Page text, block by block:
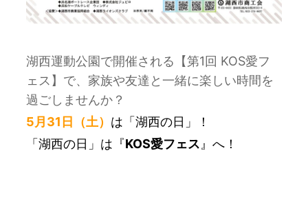
湖西運動公園で開催される【第1回 KOS愛フ
ェス】で、家族や友達と一緒に楽しい時間を
過ごしませんか？
5月31日（土） は「湖西の日」！
「湖西の日」は『KOS愛フェス 』へ！